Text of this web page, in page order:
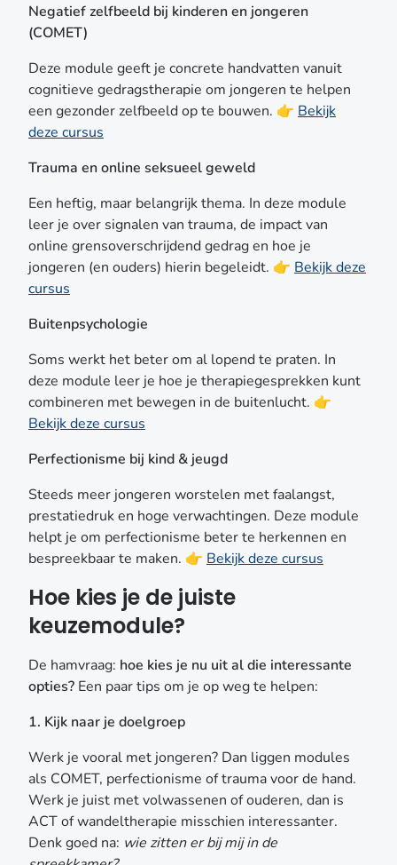
keuzemodules binnen de POH-GGZ opleiding zijn er
om jóu te helpen groeien. Jij bepaalt waar je meer van
wilt weten, wat past bij jouw werk en wat jou
motiveert. Zie het niet als ‘moeten kiezen’, maar als
een kans om jouw pad vorm te geven. Nieuwsgierig
geworden naar het aanbod? Bekijk de opleiding POH-
Negatief zelfbeeld bij kinderen en jongeren
(COMET)
Deze module geeft je concrete handvatten vanuit
cognitieve gedragstherapie om jongeren te helpen
een gezonder zelfbeeld op te bouwen. 👉 Bekijk
deze cursus
Trauma en online seksueel geweld
Een heftig, maar belangrijk thema. In deze module
leer je over signalen van trauma, de impact van
online grensoverschrijdend gedrag en hoe je
jongeren (en ouders) hierin begeleidt. 👉 Bekijk deze
cursus
Buitenpsychologie
Soms werkt het beter om al lopend te praten. In
deze module leer je hoe je therapiegesprekken kunt
combineren met bewegen in de buitenlucht. 👉
Bekijk deze cursus
Perfectionisme bij kind & jeugd
Steeds meer jongeren worstelen met faalangst,
prestatiedruk en hoge verwachtingen. Deze module
helpt je om perfectionisme beter te herkennen en
bespreekbaar te maken. 👉 Bekijk deze cursus
Hoe kies je de juiste
keuzemodule?
De hamvraag: hoe kies je nu uit al die interessante
opties? Een paar tips om je op weg te helpen:
1. Kijk naar je doelgroep
Werk je vooral met jongeren? Dan liggen modules
als COMET, perfectionisme of trauma voor de hand.
Werk je juist met volwassenen of ouderen, dan is
ACT of wandeltherapie misschien interessanter.
Denk goed na: wie zitten er bij mij in de